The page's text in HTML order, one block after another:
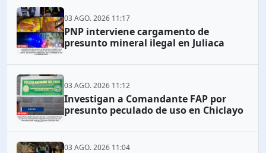
03 AGO. 2026 11:17
PNP interviene cargamento de
presunto mineral ilegal en Juliaca
03 AGO. 2026 11:12
Investigan a Comandante FAP por
presunto peculado de uso en Chiclayo
03 AGO. 2026 11:04